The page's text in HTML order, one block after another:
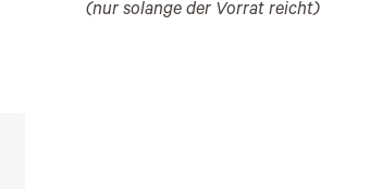
(nur solange der Vorrat reicht)